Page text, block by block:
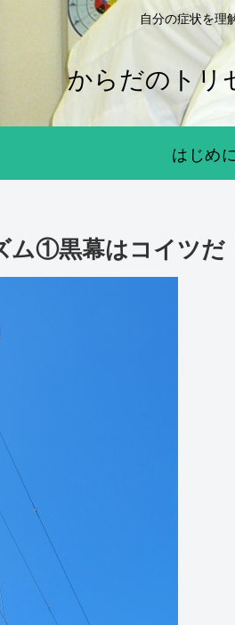
自分の症状を理
からだのトリ
はじめに
ム①黒幕はコイツだ